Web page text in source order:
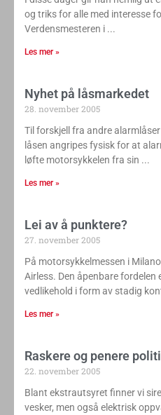
og triks for alle med interesse
Verdensmesteren i
Les mer »
Nyhet på låsmarkedet
28. november 2005
Til forskjell fra andre
låsen angripes fysisk for at
løfte motorsykkelen fra sin
Les mer »
Lei av å punktere?
27. november 2005
På motorsykkelmessen i
Airless. Den åpenbare fordelen
vedlikehold i form av stadig
Les mer »
Raskere og penere
22. november 2005
Blant ekstrautsyret finner vi
vesker, men også elektrisk